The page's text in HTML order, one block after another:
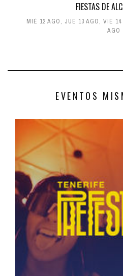
FIESTAS DE
MIÉ 12 AGO, JUE 13 AGO, VIE 14
AGO
EVENTOS